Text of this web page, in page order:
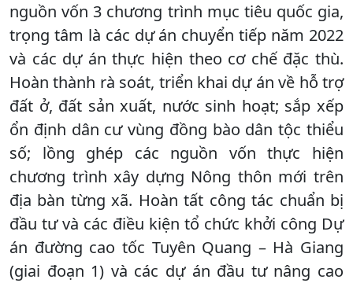
nguồn vốn 3 chương trình mục tiêu quốc gia,
trọng tâm là các dự án chuyển tiếp năm 2022
và các dự án thực hiện theo cơ chế đặc thù.
Hoàn thành rà soát, triển khai dự án về hỗ trợ
đất ở, đất sản xuất, nước sinh hoạt; sắp xếp
ổn định dân cư vùng đồng bào dân tộc thiểu
số; lồng ghép các nguồn vốn thực hiện
chương trình xây dựng Nông thôn mới trên
địa bàn từng xã. Hoàn tất công tác chuẩn bị
đầu tư và các điều kiện tổ chức khởi công Dự
án đường cao tốc Tuyên Quang – Hà Giang
(giai đoạn 1) và các dự án đầu tư nâng cao